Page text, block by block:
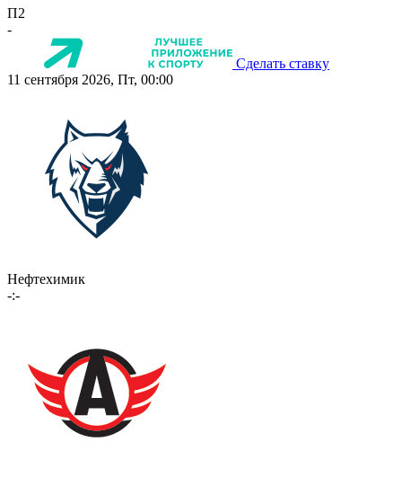
П2
-
Сделать ставку
11 сентября 2026, Пт, 00:00
Нефтехимик
-:-